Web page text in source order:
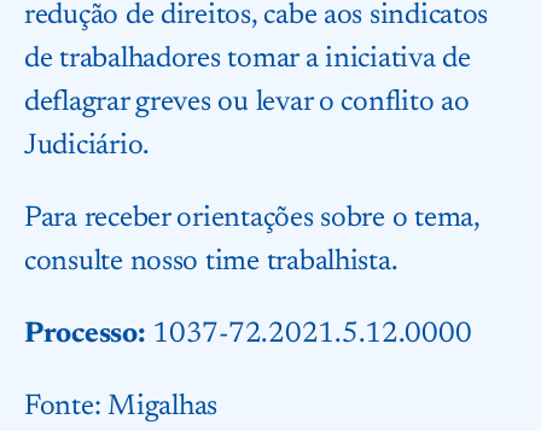
redução de direitos, cabe aos sindicatos
de trabalhadores tomar a iniciativa de
deflagrar greves ou levar o conflito ao
Judiciário.
Para receber orientações sobre o tema,
consulte nosso time trabalhista.
Processo: 1037-72.2021.5.12.0000
Fonte:Migalhas